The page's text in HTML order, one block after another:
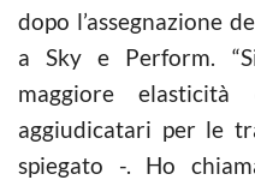
dopo l’assegnazione
a Sky e Perform.
maggiore
aggiudicatari per le
spiegato -. Ho